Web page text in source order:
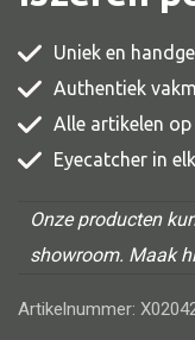
Comode
Eetkamer stoel
Barstoel
Uniek en
Authentiek
Alle artikelen
Eyecatcher in
Onze producten
showroom. Maak
Artikelnummer: